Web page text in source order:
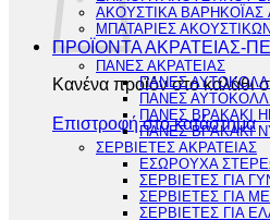
Κανένα προϊόν στο καλάθι
Επιστροφή στο κατάστημα
ΑΚΟΥΣΤΙΚΑ ΒΑΡΗΚΟΪΑΣ
ΜΠΑΤΑΡΙΕΣ
ΠΡΟΪΟΝΤΑ ΑΚΡΑΤΕΙΑΣ-
ΠΑΝΕΣ ΑΚΡΑΤΕΙΑΣ
ΠΑΝΕΣ
ΠΑΝΕΣ
ΠΑΝΕΣ ΒΡΑΚΑΚΙ
ΠΑΝΕΣ ΒΡΑΚΑΚΙ
ΣΕΡΒΙΕΤΕΣ ΑΚΡΑΤΕΙΑΣ
ΕΣΩΡΟΥΧΑ
ΣΕΡΒΙΕΤΕΣ ΓΙΑ
ΣΕΡΒΙΕΤΕΣ ΓΙΑ
ΣΕΡΒΙΕΤΕΣ ΓΙΑ